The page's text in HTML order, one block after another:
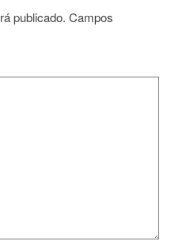
publicado. Campos